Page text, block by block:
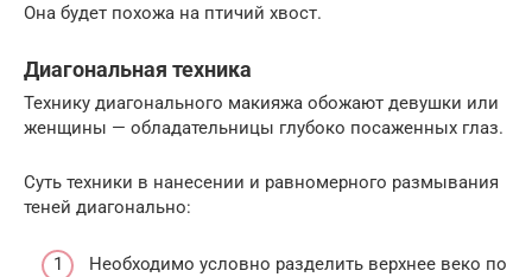
Она будет похожа на птичий хвост.
Диагональная техника
Технику диагонального макияжа обожают девушки или
женщины — обладательницы глубоко посаженных глаз.
Суть техники в нанесении и равномерного размывания
теней диагонально:
Необходимо условно разделить верхнее веко по